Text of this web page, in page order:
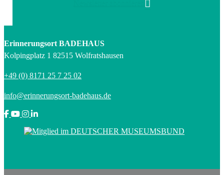
Erinnerungsort BADEHAUS
Kolpingplatz 1 82515 Wolfratshausen
+49 (0) 8171 25 7 25 02
info@erinnerungsort-badehaus.de